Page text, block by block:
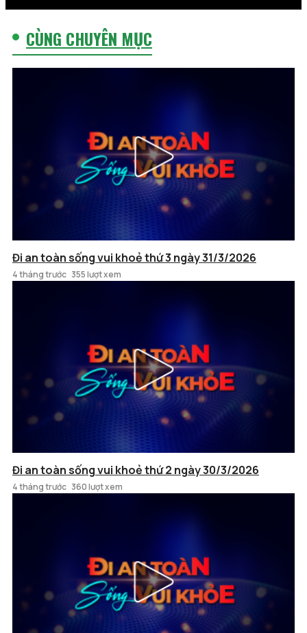
CÙNG CHUYÊN MỤC
Đi an toàn sống vui khoẻ thứ 3 ngày 31/3/2026
4 tháng trước 355 lượt xem
Đi an toàn sống vui khoẻ thứ 2 ngày 30/3/2026
4 tháng trước 360 lượt xem